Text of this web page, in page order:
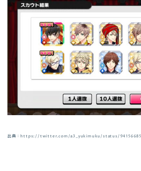
出典：https://twitter.com/a3_yukimuku/status/